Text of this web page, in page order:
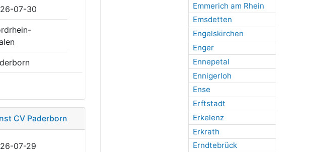
Emmerich am Rhein
Emsdetten
Engelskirchen
Enger
Ennepetal
Ennigerloh
Ense
Erftstadt
Erkelenz
Erkrath
Erndtebrück
07-30
CV Paderborn
07-29